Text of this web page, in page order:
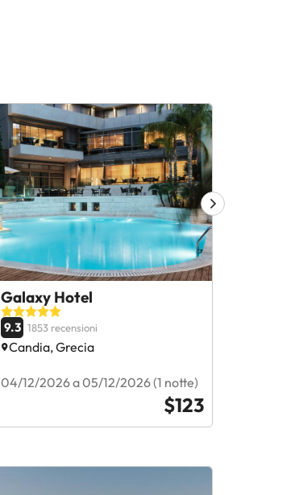
Galaxy Hotel
9.3 1853 recensioni
Candia, Grecia
04/12/2026 a 05/12/2026 (1 notte)
$123